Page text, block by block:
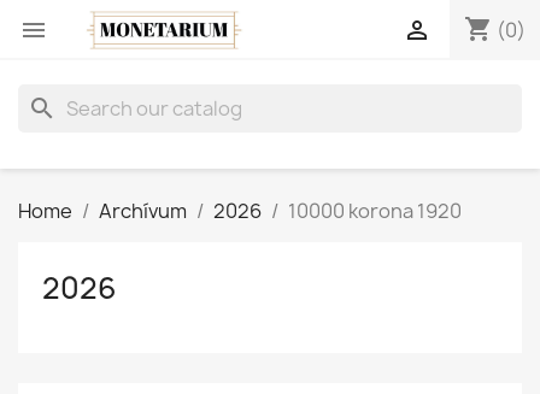
 shopping_cart (0)

search
Home Archívum 2026 10000 korona 1920
2026